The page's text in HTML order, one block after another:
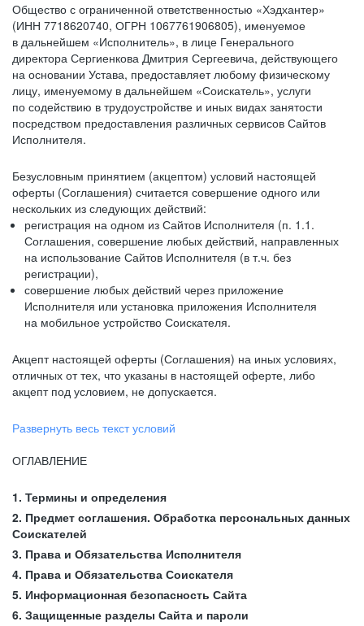
Общество с ограниченной ответственностью «Хэдхантер»
(ИНН 7718620740, ОГРН 1067761906805), именуемое
в дальнейшем «Исполнитель», в лице Генерального
директора Сергиенкова Дмитрия Сергеевича, действующего
на основании Устава, предоставляет любому физическому
лицу, именуемому в дальнейшем «Соискатель», услуги
по содействию в трудоустройстве и иных видах занятости
посредством предоставления различных сервисов Сайтов
Исполнителя.
Безусловным принятием (акцептом) условий настоящей
оферты (Соглашения) считается совершение одного или
нескольких из следующих действий:
регистрация на одном из Сайтов Исполнителя (п. 1.1.
Соглашения, совершение любых действий, направленных
на использование Сайтов Исполнителя (в т.ч. без
регистрации),
совершение любых действий через приложение
Исполнителя или установка приложения Исполнителя
на мобильное устройство Соискателя.
Акцепт настоящей оферты (Соглашения) на иных условиях,
отличных от тех, что указаны в настоящей оферте, либо
акцепт под условием, не допускается.
Развернуть весь текст условий
ОГЛАВЛЕНИЕ
1. Термины и определения
2. Предмет соглашения. Обработка персональных данных
Соискателей
3. Права и Обязательства Исполнителя
4. Права и Обязательства Соискателя
5. Информационная безопасность Сайта
6. Защищенные разделы Сайта и пароли